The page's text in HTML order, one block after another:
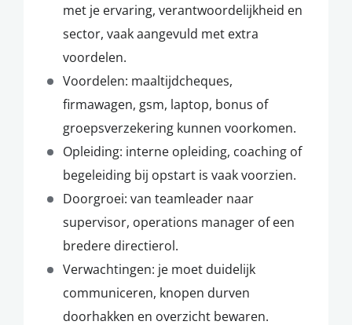
met je ervaring, verantwoordelijkheid en
sector, vaak aangevuld met extra
voordelen.
Voordelen: maaltijdcheques,
firmawagen, gsm, laptop, bonus of
groepsverzekering kunnen voorkomen.
Opleiding: interne opleiding, coaching of
begeleiding bij opstart is vaak voorzien.
Doorgroei: van teamleader naar
supervisor, operations manager of een
bredere directierol.
Verwachtingen: je moet duidelijk
communiceren, knopen durven
doorhakken en overzicht bewaren.